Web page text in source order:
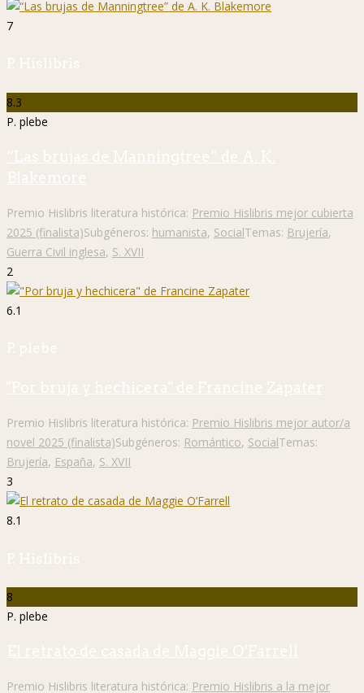
7
P. Hislibris
8.3
P. plebe
“Las brujas de Manningtree” de A. K.
Blakemore
Premio Hislibris literatura histórica: Premio Hislibris mejor cubierta
2025 (finalista)Subgéneros: humanista, SocialTemas: Brujería,
Guerra Civil inglesa, S. XVII
2
6.1
P. plebe
"Por bruja y hechicera" de Francine Zapater
Premio Hislibris literatura histórica: Premio Hislibris mejor autor/a
novel 2025 (finalista)Subgéneros: Romántico, SocialTemas:
Brujería, España, S. XVII
3
8.1
P. Hislibris
8
P. plebe
El retrato de casada de Maggie O’Farrell
Premio Hislibris literatura histórica: Premio Hislibris a la mejor